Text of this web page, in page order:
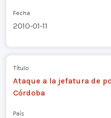
Fecha
2010-01-11
Título
Ataque a la jefatura de
Córdoba
País